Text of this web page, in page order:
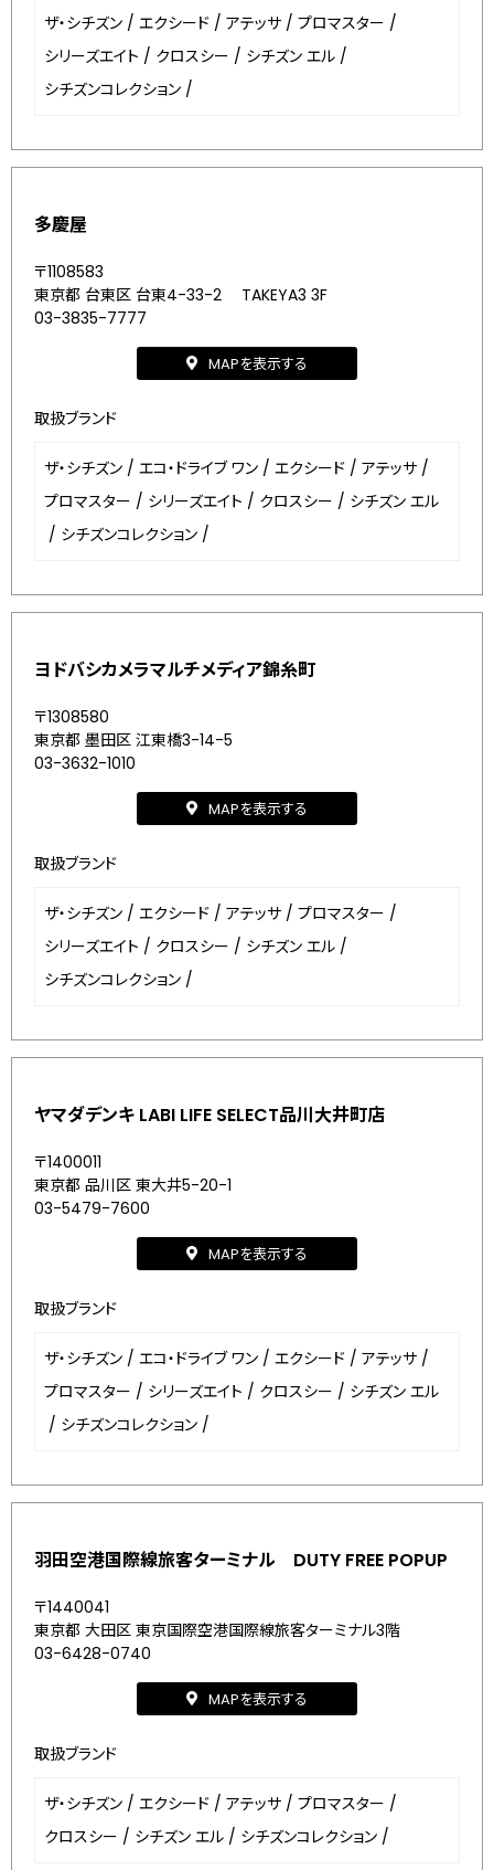
ザ・シチズン / エクシード / アテッサ / プロマスター /
シリーズエイト / クロスシー / シチズン エル /
シチズンコレクション /
多慶屋
〒1108583
東京都 台東区 台東4-33-2 TAKEYA3 3F
03-3835-7777
MAPを表示する
取扱ブランド
ザ・シチズン / エコ・ドライブ ワン / エクシード / アテッサ /
プロマスター / シリーズエイト / クロスシー / シチズン エル
/ シチズンコレクション /
ヨドバシカメラマルチメディア錦糸町
〒1308580
東京都 墨田区 江東橋3-14-5
03-3632-1010
MAPを表示する
取扱ブランド
ザ・シチズン / エクシード / アテッサ / プロマスター /
シリーズエイト / クロスシー / シチズン エル /
シチズンコレクション /
ヤマダデンキ LABI LIFE SELECT品川大井町店
〒1400011
東京都 品川区 東大井5-20-1
03-5479-7600
MAPを表示する
取扱ブランド
ザ・シチズン / エコ・ドライブ ワン / エクシード / アテッサ /
プロマスター / シリーズエイト / クロスシー / シチズン エル
/ シチズンコレクション /
羽田空港国際線旅客ターミナル DUTY FREE POPUP
〒1440041
東京都 大田区 東京国際空港国際線旅客ターミナル3階
03-6428-0740
MAPを表示する
取扱ブランド
ザ・シチズン / エクシード / アテッサ / プロマスター /
クロスシー / シチズン エル / シチズンコレクション /